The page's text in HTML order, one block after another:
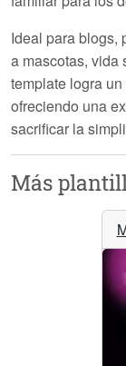
Ideal para blogs,
a mascotas, vida
template logra
ofreciendo una
sacrificar la
Más